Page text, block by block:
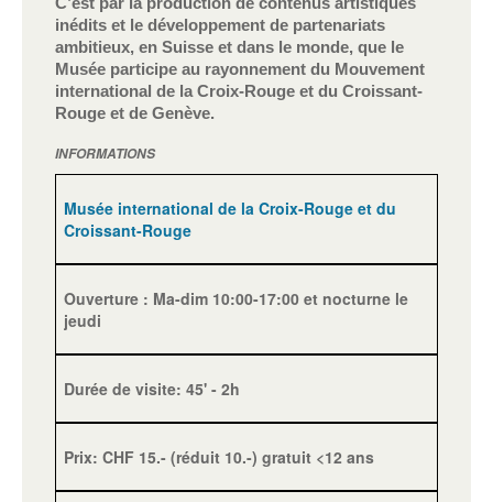
inédits et le développement de partenariats
ambitieux, en Suisse et dans le monde, que le
Musée participe au rayonnement du Mouvement
international de la Croix-Rouge et du Croissant-
Rouge et de Genève.
INFORMATIONS
Musée international de la Croix-Rouge et du
Croissant-Rouge
Ouverture : Ma-dim 10:00-17:00 et nocturne le
jeudi
Durée de visite: 45' - 2h
Prix: CHF 15.- (réduit 10.-) gratuit <12 ans